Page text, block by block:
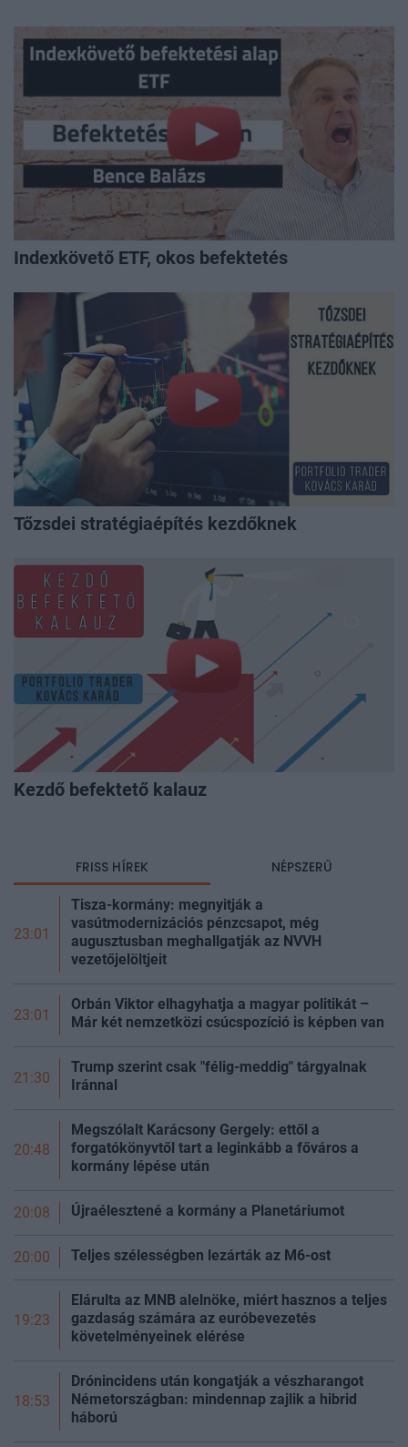
Indexkövető ETF, okos befektetés
Tőzsdei stratégiaépítés kezdőknek
Kezdő befektető kalauz
FRISS HÍREK NÉPSZERŰ
23:01
Tisza-kormány: megnyitják a
vasútmodernizációs pénzcsapot, még
augusztusban meghallgatják az NVVH
vezetőjelöltjeit
23:01
Orbán Viktor elhagyhatja a magyar politikát –
Már két nemzetközi csúcspozíció is képben van
21:30
Trump szerint csak "félig-meddig" tárgyalnak
Iránnal
20:48
Megszólalt Karácsony Gergely: ettől a
forgatókönyvtől tart a leginkább a főváros a
kormány lépése után
20:08 Újraélesztené a kormány a Planetáriumot
20:00 Teljes szélességben lezárták az M6-ost
19:23
Elárulta az MNB alelnöke, miért hasznos a teljes
gazdaság számára az euróbevezetés
követelményeinek elérése
18:53
Drónincidens után kongatják a vészharangot
Németországban: mindennap zajlik a hibrid
háború